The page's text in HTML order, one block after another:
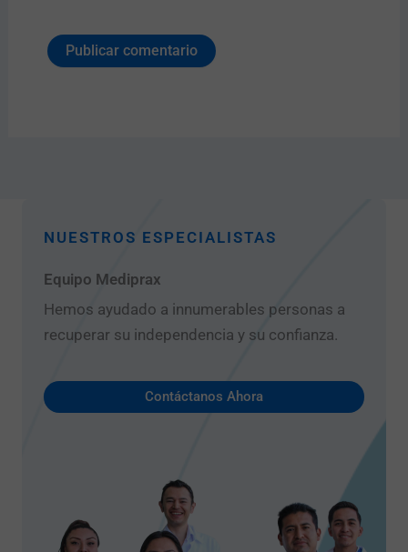
NUESTROS ESPECIALISTAS
Equipo Mediprax
Hemos ayudado a innumerables personas a
recuperar su independencia y su confianza.
Contáctanos Ahora